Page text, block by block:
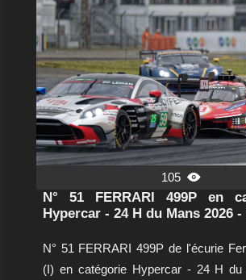
105 
N° 51 FERRARI 499P en
Hypercar - 24 H du Mans 2026 -
N° 51 FERRARI 499P de l'écurie
(I) en catégorie Hypercar - 24 H